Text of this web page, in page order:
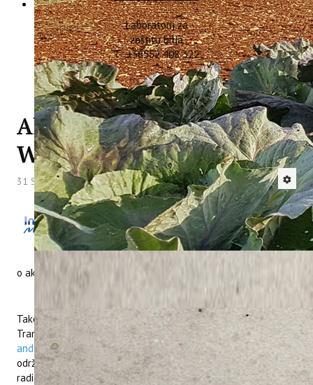
Laboratorij za
zaštitu bilja
T: +38552 408 322
Aktivnosti na projektu
WINTER MED
31 Svibanj 2021 Hitova: 3808
U okviru projekta Interreg Med „Winter
Islands Network for all year round
Tourism ExpeRience in the MEDiterranean
- WINTER MED“ izašao je novi
o aktivnostima projekta kojeg možete preuzeti na
Također, Želimo Vas informirati da će se druga radionica
Transnational Policy Exchange Workshop " Tourism businesses
and destinations committed to transversal sustainability
održat 30. lipnja 2021. godine od 09:00 do 13:00 sati. Na
radionici će se predstaviti najbolje prakse usmjerene na